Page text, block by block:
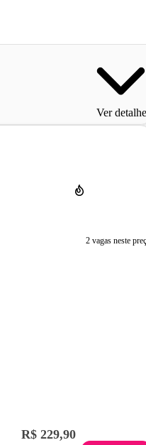
Ver
2 vagas neste
R$ 229,90